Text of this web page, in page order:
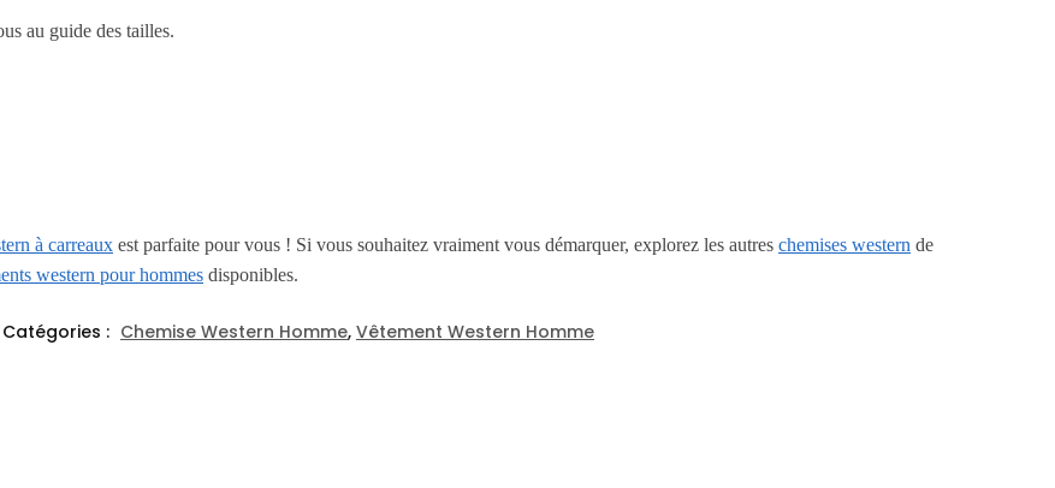
au guide des tailles.
à carreaux est parfaite pour vous ! Si vous souhaitez vraiment vous démarquer, explorez les autreschemises western de
western pour hommes disponibles.
Catégories : Chemise Western Homme, Vêtement Western Homme